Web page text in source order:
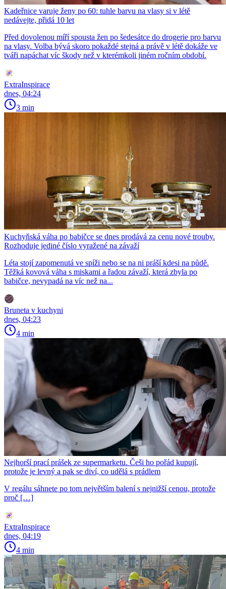
Kadeřnice varuje ženy po 60: tuhle barvu na vlasy si v létě
nedávejte, přidá 10 let
Před dovolenou míří spousta žen po šedesátce do drogerie pro barvu
na vlasy. Volba bývá skoro pokaždé stejná a právě v létě dokáže ve
tváři napáchat víc škody než v kterémkoli jiném ročním období.
ExtraInspirace
dnes, 04:24
3 min
Kuchyňská váha po babičce se dnes prodává za cenu nové trouby.
Rozhoduje jediné číslo vyražené na závaží
Léta stojí zapomenutá ve spíži nebo se na ni práší kdesi na půdě.
Těžká kovová váha s miskami a řadou závaží, která zbyla po
babičce, nevypadá na víc než na...
Bruneta v kuchyni
dnes, 04:23
4 min
Nejhorší prací prášek ze supermarketu. Češi ho pořád kupují,
protože je levný a pak se diví, co udělá s prádlem
V regálu sáhnete po tom největším balení s nejnižší cenou, protože
proč […]
ExtraInspirace
dnes, 04:19
4 min